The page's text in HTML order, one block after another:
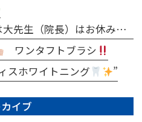
5/27（水）、5/29（金）は大先生（院長）はお休みとなります
ワンタフトブラシ
スホワイトニング
”
イブ